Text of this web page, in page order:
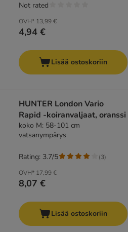
OVH* 13,99 €
4,94 €
Not rated
Lisää ostoskoriin
HUNTER London Vario
Rapid -koiranvaljaat, oranssi
koko M: 58-101 cm
vatsanympärys
OVH* 17,99 €
8,07 €
Rating: 3.7/5 (3)
Lisää ostoskoriin